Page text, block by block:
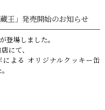
王」発売開始のお知らせ
登場しました。
にて、
よる オリジナルクッキー缶